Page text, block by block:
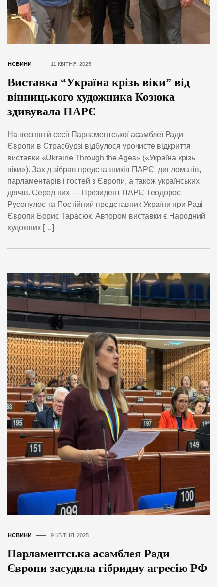
НОВИНИ 11 КВІТНЯ, 2025
Виставка “Україна крізь віки” від
вінницького художника Козюка
здивувала ПАРЄ
На весняній сесії Парламентської асамблеї Ради
Європи в Страсбурзі відбулося урочисте відкриття
виставки «Ukraine Through the Ages» («Україна крізь
віки»). Захід зібрав представників ПАРЄ, дипломатів,
парламентарів і гостей з Європи, а також українських
діячів. Серед них — Президент ПАРЄ Теодорос
Русопулос та Постійний представник України при Раді
Європи Борис Тарасюк. Автором виставки є Народний
художник […]
НОВИНИ 9 КВІТНЯ, 2025
Парламентська асамблея Ради
Європи засудила гібридну агресію РФ